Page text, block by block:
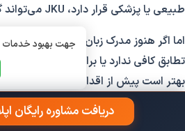
طبیعی یا پزشکی قرار دارد، JKU می‌تواند گزینه‌ای بسیار جدی باشد.
اما اگر هنوز مدرک زبان مناسب ندارید،
تطابق کافی ندارد یا برای هزینه زندگی و
بهتر است پیش از اقدام شرایط خود را
کی یو مقصدی ارزشمند است، اما مسیر
زمان‌بندی و مدارک کامل دارد.
دریافت مشاوره رایگان
جهت بهبود خدمات